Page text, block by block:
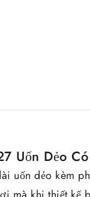
Uốn Dẻo
uốn dẻo kèm